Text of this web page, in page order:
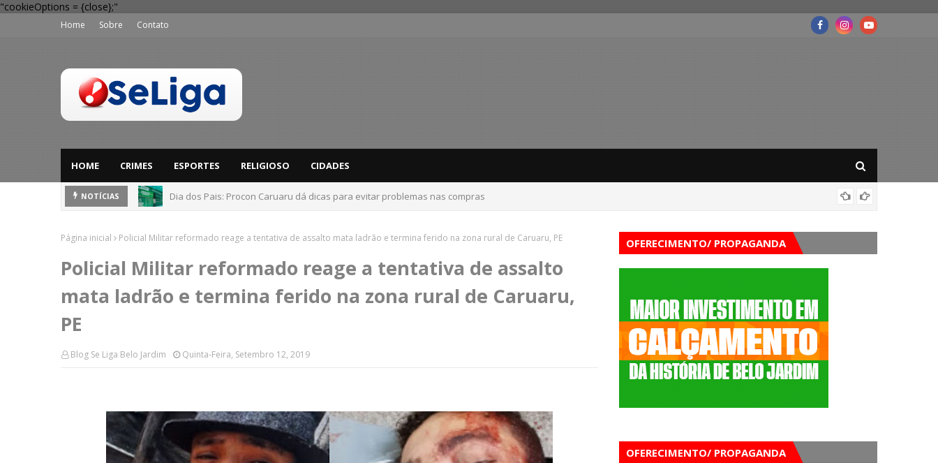
"cookieOptions = {close};"
Home Sobre Contato
HOME CRIMES ESPORTES RELIGIOSO CIDADES
NOTÍCIAS Dia dos Pais: Procon Caruaru dá dicas para evitar problemas nas compras
Página inicial Policial Militar reformado reage a tentativa de assalto mata ladrão e termina ferido na zona rural de Caruaru, PE
Policial Militar reformado reage a tentativa de assalto
mata ladrão e termina ferido na zona rural de Caruaru,
PE
Blog Se Liga Belo Jardim Quinta-Feira, Setembro 12, 2019
OFERECIMENTO/ PROPAGANDA
OFERECIMENTO/ PROPAGANDA